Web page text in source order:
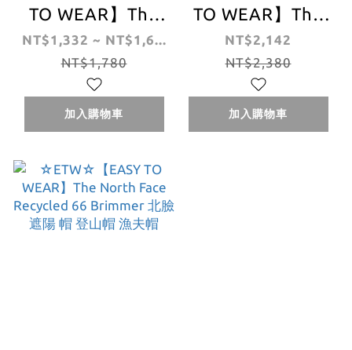
TO WEAR】The
North Face Class
V Brimmer 北臉
遮陽 帽 登山帽 漁
夫帽
NT$1,332 ~ NT$1,6...
NT$1,780
加入購物車
TO WEAR】The
North Face
ANTORA
BRIMMER 北臉 防
潑水 漁夫帽 防曬
NT$2,142
NT$2,380
加入購物車